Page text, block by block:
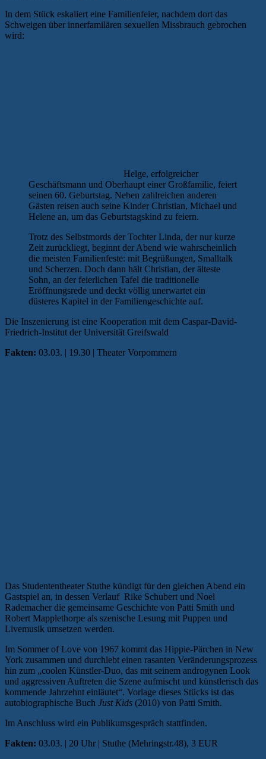
In dem Stück eskaliert eine Familienfeier, nachdem dort das
Schweigen über innerfamilären sexuellen Missbrauch gebrochen
wird:
Helge, erfolgreicher
Geschäftsmann und Oberhaupt einer Großfamilie, feiert
seinen 60. Geburtstag. Neben zahlreichen anderen
Gästen reisen auch seine Kinder Christian, Michael und
Helene an, um das Geburtstagskind zu feiern.
Trotz des Selbstmords der Tochter Linda, der nur kurze
Zeit zurückliegt, beginnt der Abend wie wahrscheinlich
die meisten Familienfeste: mit Begrüßungen, Smalltalk
und Scherzen. Doch dann hält Christian, der älteste
Sohn, an der feierlichen Tafel die traditionelle
Eröffnungsrede und deckt völlig unerwartet ein
düsteres Kapitel in der Familiengeschichte auf.
Die Inszenierung ist eine Kooperation mit dem Caspar-David-
Friedrich-Institut der Universität Greifswald
Fakten: 03.03. | 19.30 | Theater Vorpommern
Das Studententheater Stuthe kündigt für den gleichen Abend ein
Gastspiel an, in dessen Verlauf Rike Schubert und Noel
Rademacher die gemeinsame Geschichte von Patti Smith und
Robert Mapplethorpe als szenische Lesung mit Puppen und
Livemusik umsetzen werden.
Im Sommer of Love von 1967 kommt das Hippie-Pärchen in New
York zusammen und durchlebt einen rasanten Veränderungsprozess
hin zum „coolen Künstler-Duo, das mit seinem androgynen Look
und aggressiven Auftreten die Szene aufmischt und künstlerisch das
kommende Jahrzehnt einläutet“. Vorlage dieses Stücks ist das
autobiographische Buch Just Kids (2010) von Patti Smith.
Im Anschluss wird ein Publikumsgespräch stattfinden.
Fakten: 03.03. | 20 Uhr | Stuthe (Mehringstr.48), 3 EUR